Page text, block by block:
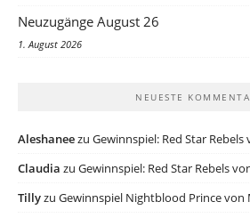
Neuzugänge August 26
1. August 2026
NEUESTE
Aleshaneezu Gewinnspiel: Red Star
Claudia zu Gewinnspiel: Red Star Rebels
Tillyzu Gewinnspiel Nightblood Prince von